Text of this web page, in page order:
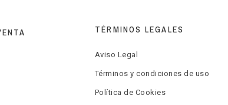
TÉRMINOS LEGALES
Aviso Legal
Términos y condiciones de uso
Política de Cookies